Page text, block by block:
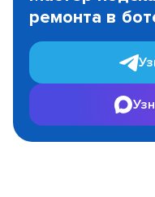
ремонта в